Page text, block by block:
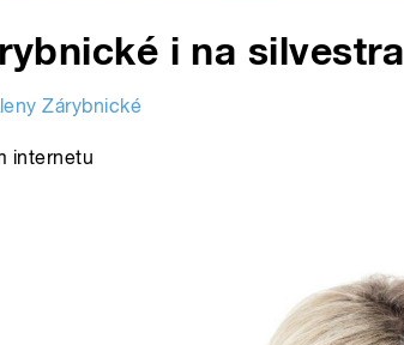
i na silvestra
Zárybnické
internetu